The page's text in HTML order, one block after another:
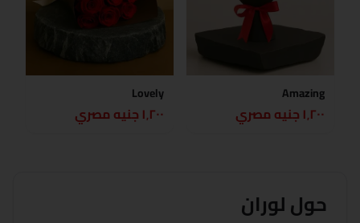
Amazing
١٬٢٠٠ جنيه مصري
Lovely
١٬٢٠٠ جنيه مصري
حوللوران